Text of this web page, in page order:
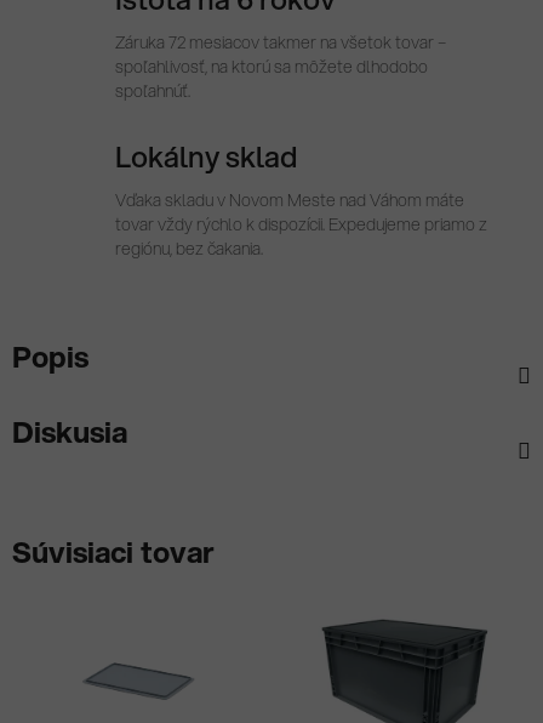
Záruka 72 mesiacov takmer na všetok tovar –
spoľahlivosť, na ktorú sa môžete dlhodobo
spoľahnúť.
Lokálny sklad
Vďaka skladu v Novom Meste nad Váhom máte
tovar vždy rýchlo k dispozícii. Expedujeme priamo z
regiónu, bez čakania.
Popis
Diskusia
Súvisiaci tovar